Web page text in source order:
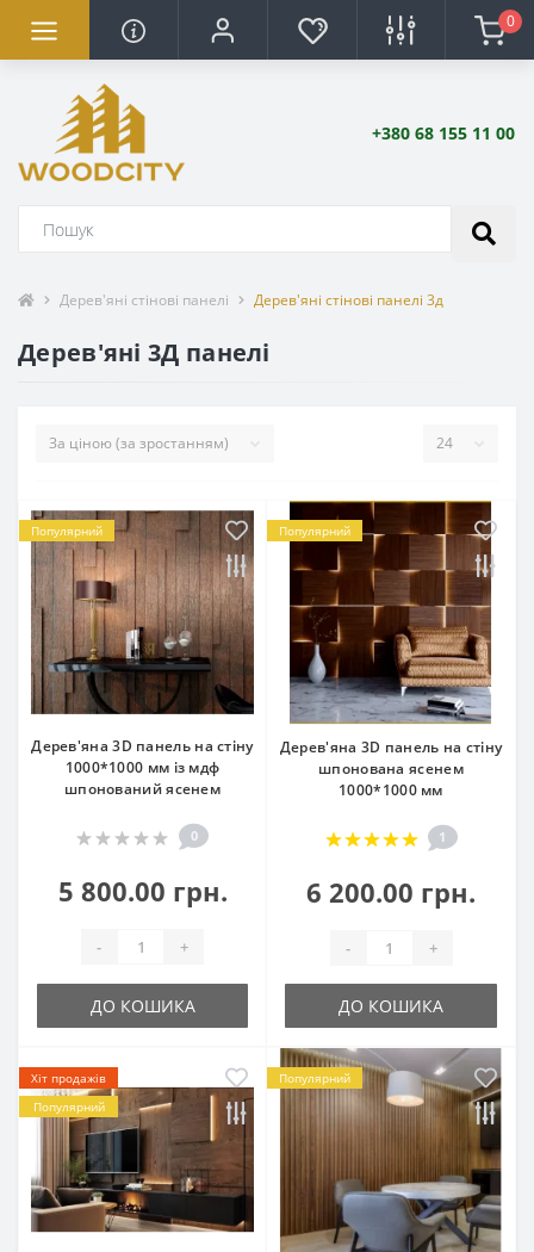
0
+380 68 155 11 00
Дерев'яні стінові панелі Дерев'яні стінові панелі 3д
Дерев'яні 3Д панелі
Популярний
Дерев'яна 3D панель на стіну
1000*1000 мм із мдф
шпонований ясенем
0
5 800.00 грн.
- +
ДО КОШИКА
Популярний
Дерев'яна 3D панель на стіну
шпонована ясенем
1000*1000 мм
1
6 200.00 грн.
- +
ДО КОШИКА
Хіт продажів
Популярний
Популярний